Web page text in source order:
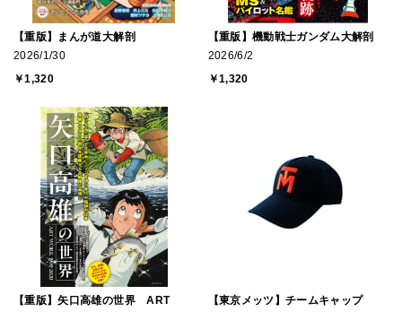
【重版】まんが道大解剖
2026/1/30
￥1,320
【重版】機動戦士ガンダム大解剖
2026/6/2
￥1,320
【重版】矢口高雄の世界 ART
【東京メッツ】チームキャップ